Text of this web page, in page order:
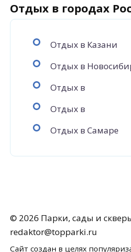
Отдых в городах
Отдых в Казани
Отдых в
Отдых в
Отдых в
Отдых в Самаре
© 2026 Парки, сады и
redaktor@topparki.ru
Сайт создан в целях